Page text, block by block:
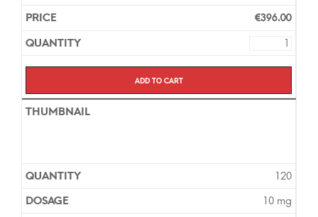
€396.00
Add to cart
120
10 mg